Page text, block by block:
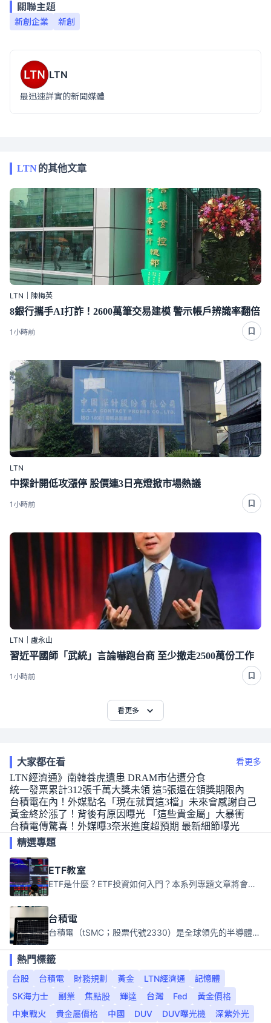
關聯主題
新創企業 新創
LTN
最迅速詳實的新聞媒體
LTN的其他文章
LTN｜陳梅英
8銀行攜手AI打詐！2600萬筆交易建模 警示帳戶辨識率翻倍
1小時前
LTN
中探針開低攻漲停 股價連3日亮燈掀市場熱議
1小時前
LTN｜盧永山
習近平國師「武統」言論嚇跑台商 至少撤走2500萬份工作
1小時前
看更多
大家都在看 看更多
LTN經濟通》南韓養虎遺患 DRAM市佔遭分食
統一發票累計312張千萬大獎未領 這5張還在領獎期限內
台積電在內！外媒點名「現在就買這3檔」未來會感謝自己
黃金終於漲了！背後有原因曝光 「這些貴金屬」大暴衝
台積電傳驚喜！外媒曝3奈米進度超預期 最新細節曝光
精選專題
ETF教室
ETF是什麼？ETF投資如何入門？本系列專題文章將會告訴你新手必須知道的ETF基礎知識。
台積電
台積電（tSMC；股票代號2330）是全球領先的半導體代工公司，成立於1987年，總部位於台灣新竹。且已於美國、日本、德國及中國設廠，台積電是全球首家專業積體電路製造服務公司，也是全球最先進和最大規模的半導體代工廠。
熱門標籤
台股
台積電 財務規劃 黃金 LTN經濟通
記憶體
SK海力士
副業 焦點股 輝達 台灣 Fed
黃金價格
中東戰火
貴金屬價格 中國 DUV DUV曝光機 深紫外光